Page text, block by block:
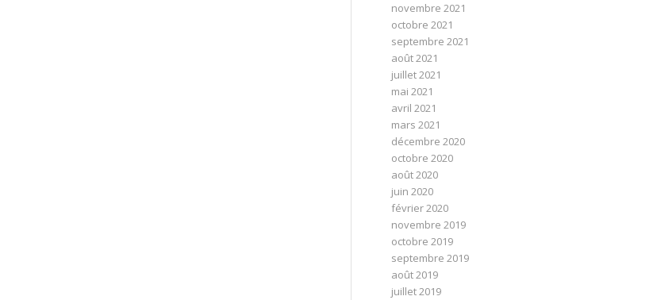
novembre 2021
octobre 2021
septembre 2021
août 2021
juillet 2021
mai 2021
avril 2021
mars 2021
décembre 2020
octobre 2020
août 2020
juin 2020
février 2020
novembre 2019
octobre 2019
septembre 2019
août 2019
juillet 2019